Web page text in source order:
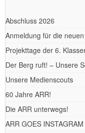
Abschluss 2026
Anmeldung für die
Projekttage der 6.
Der Berg ruft! – Unsere
Unsere Medienscouts
60 Jahre ARR!
Die ARR unterwegs!
ARR GOES INSTAGRAM